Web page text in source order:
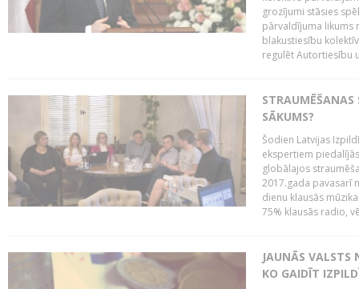
grozījumi stāsies
pārvaldījuma likums
blakustiesību
regulēt Autortiesību
STRAUMĒŠANAS
SĀKUMS?
Šodien Latvijas
ekspertiem
globālajos
2017.gada pavasarī
dienu klausās
75% klausās radio,
JAUNĀS VALSTS
KO GAIDĪT